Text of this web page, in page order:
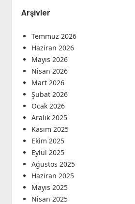
Arşivler
Temmuz 2026
Haziran 2026
Mayıs 2026
Nisan 2026
Mart 2026
Şubat 2026
Ocak 2026
Aralık 2025
Kasım 2025
Ekim 2025
Eylül 2025
Ağustos 2025
Haziran 2025
Mayıs 2025
Nisan 2025